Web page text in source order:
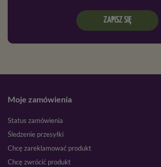
ZAPISZ SIĘ
Moje zamówienia
Status zamówienia
Śledzenie przesyłki
Chcę zareklamować produkt
Chcę zwrócić produkt